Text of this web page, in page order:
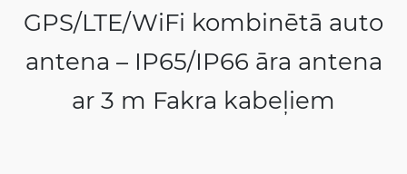
GPS/LTE/WiFi kombinētā auto
antena – IP65/IP66 āra antena
ar 3 m Fakra kabeļiem